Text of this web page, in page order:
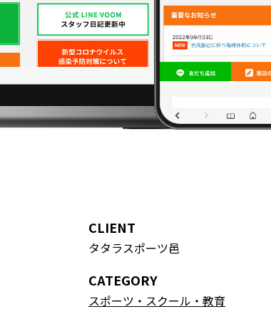
CLIENT
タタラスポーツ邑
CATEGORY
スポーツ・スクール・教育